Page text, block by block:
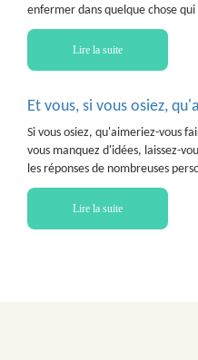
enfermer dans quelque chose qui
Lire la suite
Et vous, si vous osiez,
Si vous osiez, qu'aimeriez-vous
vous manquez d'idées, laissez-
les réponses de nombreuses
Lire la suite